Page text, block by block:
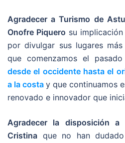
Agradecer a Turismo de
Onofre Piquero su
por divulgar sus lugares
que comenzamos el
desde el occidente hasta el
a la costa y que continuamos
renovado e innovador que
Agradecer la disposición
Cristina que no han